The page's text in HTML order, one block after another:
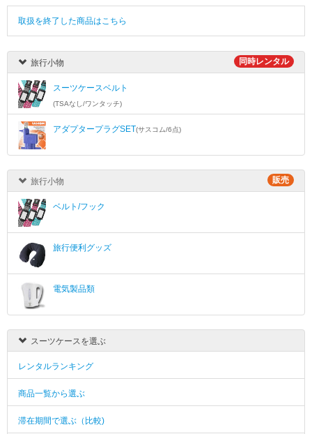
取扱を終了した商品はこちら
旅行小物 同時レンタル
スーツケースベルト
(TSAなし/ワンタッチ)
アダプタープラグSET(サスコム/6点)
旅行小物 販売
ベルト/フック
旅行便利グッズ
電気製品類
スーツケースを選ぶ
レンタルランキング
商品一覧から選ぶ
滞在期間で選ぶ（比較)